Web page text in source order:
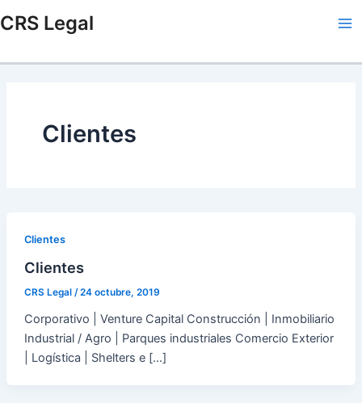
al
CRS Legal
Clientes
Clientes
Clientes
CRS Legal /24 octubre, 2019
Corporativo | Venture Capital Construcción | Inmobiliario
Industrial / Agro | Parques industriales Comercio Exterior
| Logística | Shelters e […]